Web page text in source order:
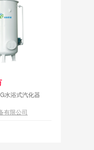
水浴式汽化器
有限公司